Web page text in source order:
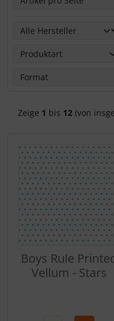
Hier kannst Du die
Zeige 1 bis 12(von
Boys Rule
Vellum - Stars